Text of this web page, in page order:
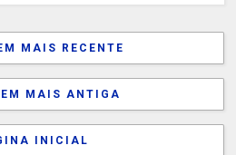
MAIS RECENTE
MAIS ANTIGA
INICIAL